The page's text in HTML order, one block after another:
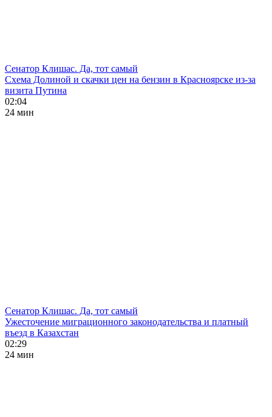
Сенатор Клишас. Да, тот самый
Схема Долиной и скачки цен на бензин в Красноярске из-за
визита Путина
02:04
24 мин
Сенатор Клишас. Да, тот самый
Ужесточение миграционного законодательства и платный
въезд в Казахстан
02:29
24 мин